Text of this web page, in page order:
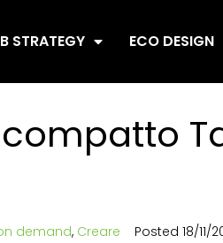
STRATEGY ECO DESIGN
demand, Creare Posted 18/11/